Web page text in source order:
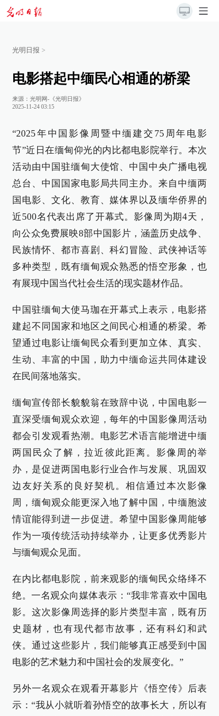
光明日报 >
电影搭起中缅民心相通的桥梁
来源： 光明网-《光明日报》
2025-11-24 03:15
“2025年中国影像周暨中缅建交75周年电影
节”近日在缅甸仰光的内比都电影院举行。本次
活动由中国驻缅甸大使馆、中国中央广播电视
总台、中国国家电影局共同主办。来自中缅两
国电影、文化、教育、媒体界以及缅华侨界的
近500名代表出席了开幕式。影像周为期4天，
向公众免费展映8部中国影片，涵盖历史战争、
民族情怀、都市喜剧、科幻冒险、武侠神话等
多种类型，既有缅甸观众熟悉的悟空形象，也
有展现中国当代社会生活的现实题材作品。
中国驻缅甸大使马珈在开幕式上表示，电影搭
建起不同国家和地区之间民心相通的桥梁。希
望通过电影让缅甸民众看到更加立体、真实、
生动、丰富的中国，助力中缅命运共同体建设
在民间落地落实。
缅甸宣传部长貌貌翁在致辞中说，中国电影一
直深受缅甸观众欢迎，每年的中国影像周活动
都会引发观看热潮。电影艺术语言能增进中缅
两国民众了解，拉近彼此距离。影像周的举
办，是促进两国电影行业合作与发展、巩固双
边友好关系的良好契机。相信通过本次影像
周，缅甸观众能更深入地了解中国，中缅胞波
情谊能得到进一步促进。希望中国影像周能够
作为一项传统活动持续举办，让更多优秀影片
与缅甸观众见面。
在内比都电影院，前来观影的缅甸民众络绎不
绝。一名观众向媒体表示：“我非常喜欢中国电
影。这次影像周选择的影片类型丰富，既有历
史题材，也有现代都市故事，还有科幻和武
侠。通过这些影片，我们能够真正感受到中国
电影的艺术魅力和中国社会的发展变化。”
另外一名观众在观看开幕影片《悟空传》后表
示：“我从小就听着孙悟空的故事长大，所以有